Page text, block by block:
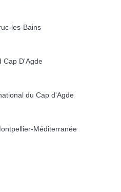
les-Bains
Cap D'Agde
du Cap d'Agde
Méditerranée